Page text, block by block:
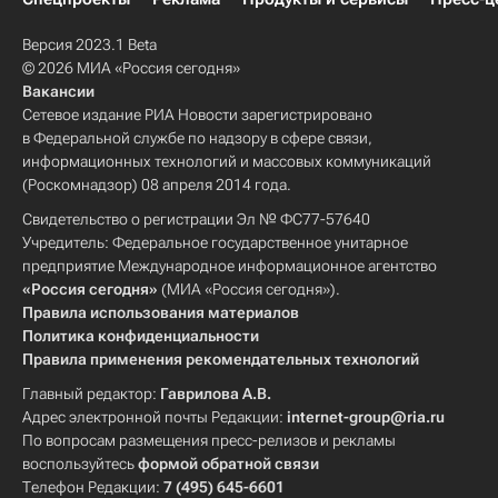
Версия 2023.1 Beta
© 2026 МИА «Россия сегодня»
Вакансии
Сетевое издание РИА Новости зарегистрировано
в Федеральной службе по надзору в сфере связи,
информационных технологий и массовых коммуникаций
(Роскомнадзор) 08 апреля 2014 года.
Свидетельство о регистрации Эл № ФС77-57640
Учредитель: Федеральное государственное унитарное
предприятие Международное информационное агентство
«Россия сегодня» (МИА «Россия сегодня»).
Правила использования материалов
Политика конфиденциальности
Правила применения рекомендательных технологий
Главный редактор: Гаврилова А.В.
Адрес электронной почты Редакции: internet-group@ria.ru
По вопросам размещения пресс-релизов и рекламы
воспользуйтесьформой обратной связи
Телефон Редакции: 7 (495) 645-6601